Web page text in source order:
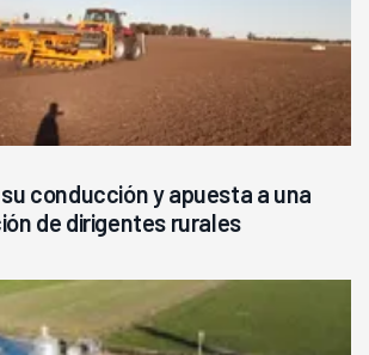
conducción y apuesta a una
de dirigentes rurales